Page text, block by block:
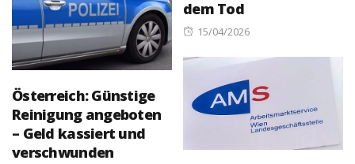
dem Tod
Posted
15/04/2026
Österreich: Günstige
Reinigung angeboten
– Geld kassiert und
verschwunden